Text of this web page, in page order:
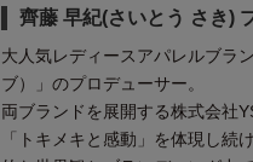
齊藤 早紀(さいとう さき)
大人気レディースアパレルブラ
ブ）」のプロデューサー。
両ブランドを展開する株式会社
「トキメキと感動」を体現し